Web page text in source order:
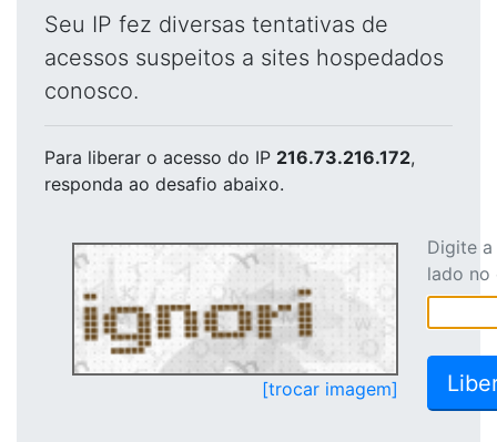
Seu IP fez diversas tentativas de
acessos suspeitos a sites hospedados
conosco.
Para liberar o acesso do IP 216.73.216.172,
responda ao desafio abaixo.
[trocar imagem]
Digite
lado no